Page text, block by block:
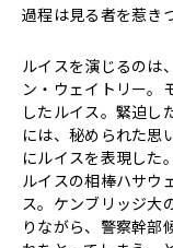
過程は見る者を惹き
ルイスを演じるのは
ン・ウェイトリー。
したルイス。緊迫し
には、秘められた思
にルイスを表現した。
ルイスの相棒ハサウ
ス。ケンブリッジ大
りながら、警察幹部